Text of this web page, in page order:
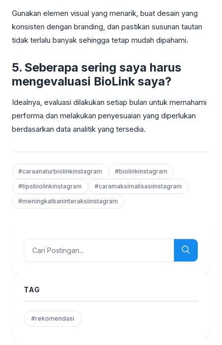
Gunakan elemen visual yang menarik, buat desain yang
konsisten dengan branding, dan pastikan susunan tautan
tidak terlalu banyak sehingga tetap mudah dipahami.
5. Seberapa sering saya harus
mengevaluasi BioLink saya?
Idealnya, evaluasi dilakukan setiap bulan untuk memahami
performa dan melakukan penyesuaian yang diperlukan
berdasarkan data analitik yang tersedia.
#caraanaturbiolinkinstagram
#biolinkinstagram
#tipsbiolinkinstagram
#caramaksimalisasiinstagram
#meningkatkaninteraksiinstagram
TAG
#rekomendasi